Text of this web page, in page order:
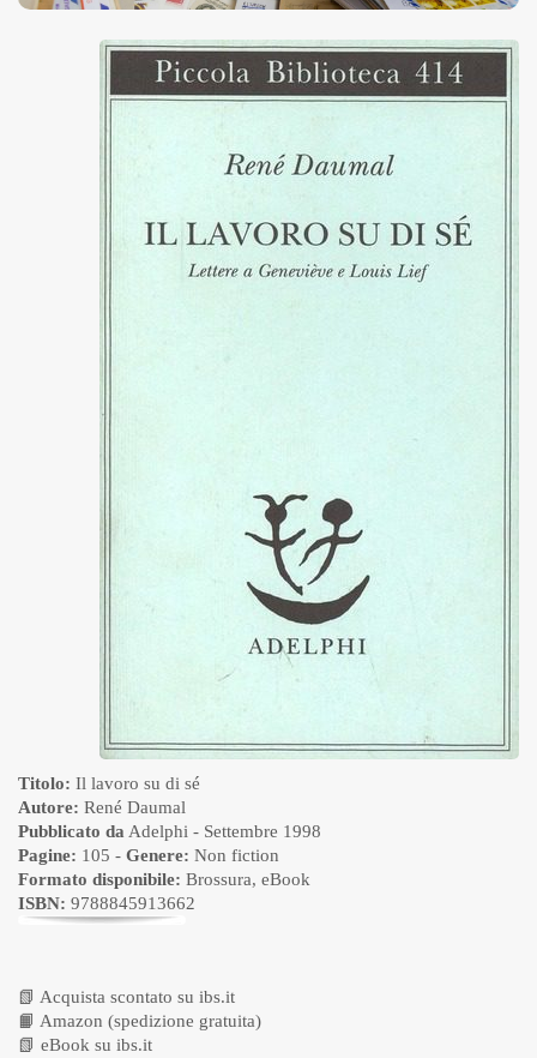
Titolo: Il lavoro su di sé
Autore: René Daumal
Pubblicato da Adelphi - Settembre 1998
Pagine: 105 - Genere: Non fiction
Formato disponibile: Brossura, eBook
ISBN: 9788845913662
📗 Acquista scontato su ibs.it
📙 Amazon (spedizione gratuita)
📗 eBook su ibs.it